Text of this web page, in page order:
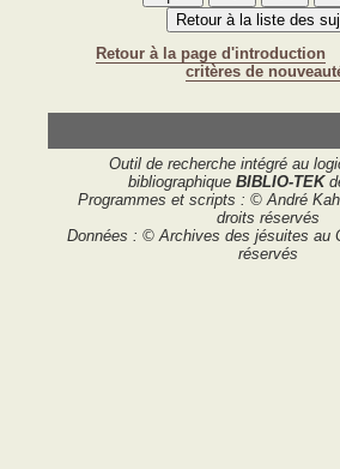
Retour à la page d'introduction
critères de
Outil de recherche intégré au
bibliographique BIBLIO-TEK
Programmes et scripts : © André
droits réservés
Données : © Archives des jésuites au
réservés